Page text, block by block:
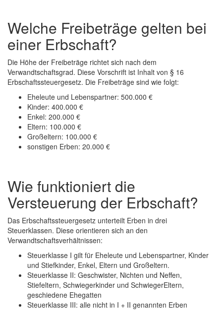
Welche Freibeträge gelten bei
einer Erbschaft?
Die Höhe der Freibeträge richtet sich nach dem
Verwandtschaftsgrad. Diese Vorschrift ist Inhalt von § 16
Erbschaftssteuergesetz. Die Freibeträge sind wie folgt:
Eheleute und Lebenspartner: 500.000 €
Kinder: 400.000 €
Enkel: 200.000 €
Eltern: 100.000 €
Großeltern: 100.000 €
sonstigen Erben: 20.000 €
Wie funktioniert die
Versteuerung der Erbschaft?
Das Erbschaftssteuergesetz unterteilt Erben in drei
Steuerklassen. Diese orientieren sich an den
Verwandtschaftsverhältnissen:
Steuerklasse I gilt für Eheleute und Lebenspartner, Kinder
und Stiefkinder, Enkel, Eltern und Großeltern.
Steuerklasse II: Geschwister, Nichten und Neffen,
Stiefeltern, Schwiegerkinder und SchwiegerEltern,
geschiedene Ehegatten
Steuerklasse III: alle nicht in I + II genannten Erben